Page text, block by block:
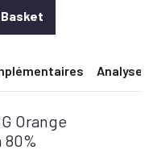
Basket
Analyse
Orange
80%